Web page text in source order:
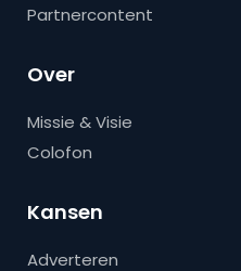
Partnercontent
Over
Missie & Visie
Colofon
Kansen
Adverteren